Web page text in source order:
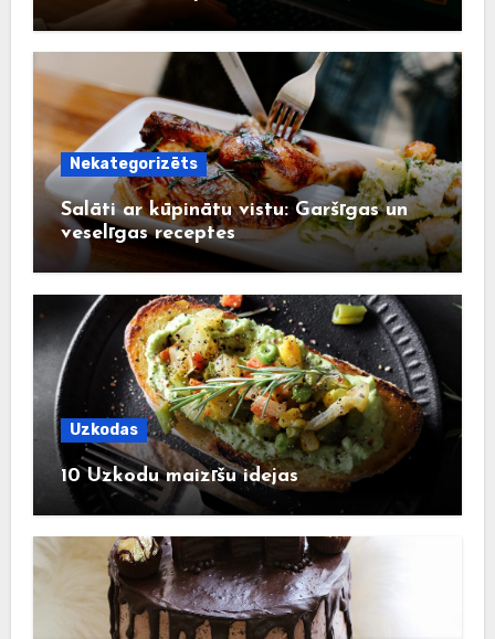
Nekategorizēts
Salāti ar kūpinātu vistu: Garšīgas un
veselīgas receptes
Uzkodas
10 Uzkodu maizīšu idejas